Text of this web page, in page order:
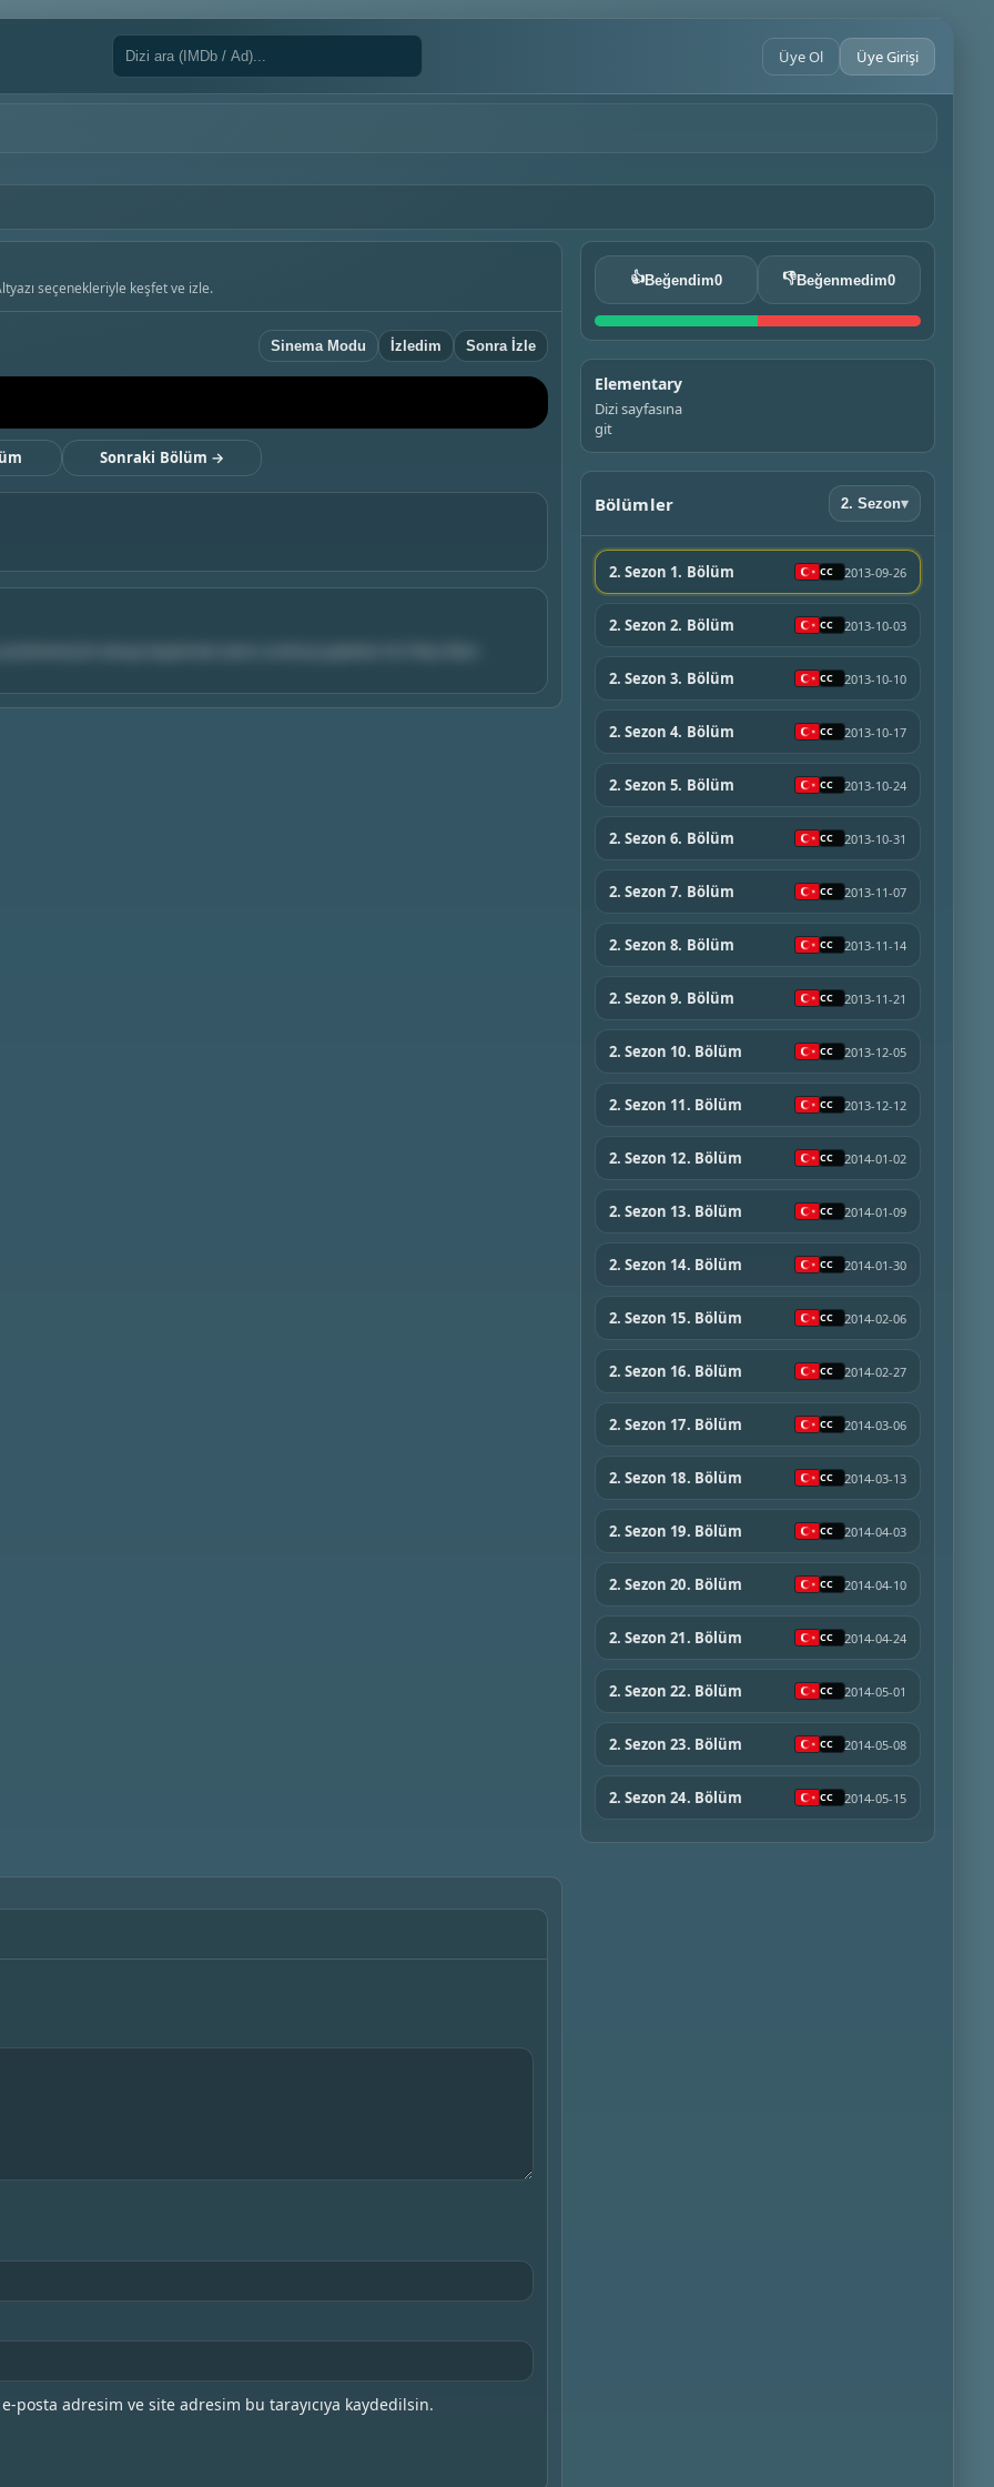
Üye Ol Üye Girişi
seçenekleriyle keşfet ve izle.
Sinema Modu İzledim Sonra İzle
Sonraki Bölüm →
👍Beğendim0 👎Beğenmedim0
Elementary
Dizi sayfasına
git
Bölümler 2. Sezon▾
2. Sezon 1. Bölüm 2013-09-26
2. Sezon 2. Bölüm 2013-10-03
2. Sezon 3. Bölüm 2013-10-10
2. Sezon 4. Bölüm 2013-10-17
2. Sezon 5. Bölüm 2013-10-24
2. Sezon 6. Bölüm 2013-10-31
2. Sezon 7. Bölüm 2013-11-07
2. Sezon 8. Bölüm 2013-11-14
2. Sezon 9. Bölüm 2013-11-21
2. Sezon 10. Bölüm 2013-12-05
2. Sezon 11. Bölüm 2013-12-12
2. Sezon 12. Bölüm 2014-01-02
2. Sezon 13. Bölüm 2014-01-09
2. Sezon 14. Bölüm 2014-01-30
2. Sezon 15. Bölüm 2014-02-06
2. Sezon 16. Bölüm 2014-02-27
2. Sezon 17. Bölüm 2014-03-06
2. Sezon 18. Bölüm 2014-03-13
2. Sezon 19. Bölüm 2014-04-03
2. Sezon 20. Bölüm 2014-04-10
2. Sezon 21. Bölüm 2014-04-24
2. Sezon 22. Bölüm 2014-05-01
2. Sezon 23. Bölüm 2014-05-08
2. Sezon 24. Bölüm 2014-05-15
posta adresim ve site adresim bu tarayıcıya kaydedilsin.